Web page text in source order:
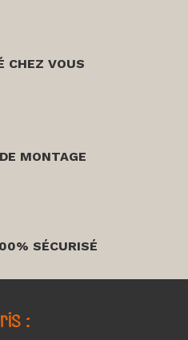
CHEZ VOUS
MONTAGE
SÉCURISÉ
: